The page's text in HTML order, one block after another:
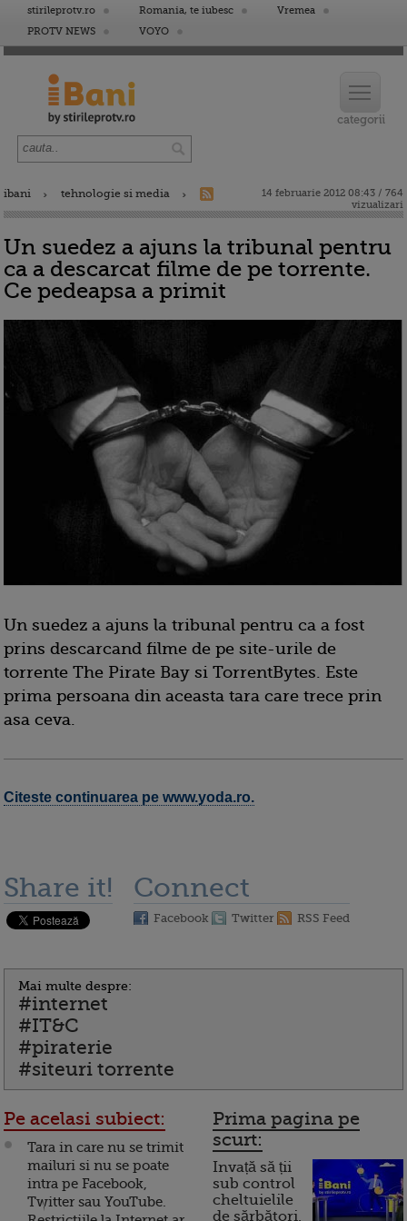
stirileprotv.ro Romania, te iubesc
Vremea
PROTV NEWS
VOYO
ibani tehnologie si media
14 februarie 2012 08:43 / 764
vizualizari
Un suedez a ajuns la tribunal pentru
ca a descarcat filme de pe torrente.
Ce pedeapsa a primit
Un suedez a ajuns la tribunal pentru ca a fost
prins descarcand filme de pe site-urile de
torrente The Pirate Bay si TorrentBytes. Este
prima persoana din aceasta tara care trece prin
asa ceva.
Citeste continuarea pe www.yoda.ro.
Share it! Connect
Facebook Twitter RSS Feed
Mai multe despre:
#internet
#IT&C
#piraterie
#siteuri torrente
Pe acelasi subiect:
Tara in care nu se trimit
mailuri si nu se poate
intra pe Facebook,
Twitter sau YouTube.
Prima pagina pe
scurt:
Invață să ții
sub control
cheltuielile
de sărbători.